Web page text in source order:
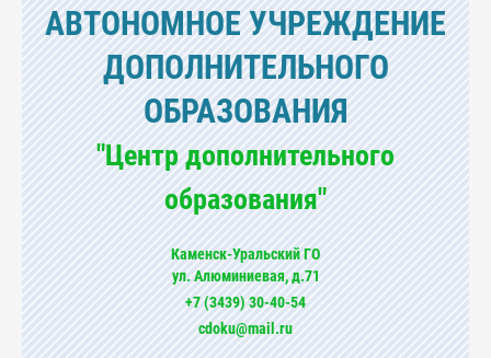
АВТОНОМНОЕ УЧРЕЖДЕНИЕ
ДОПОЛНИТЕЛЬНОГО
ОБРАЗОВАНИЯ
"Центр дополнительного
образования"
Каменск-Уральский ГО
ул. Алюминиевая, д.71
+7 (3439) 30-40-54
cdoku@mail.ru